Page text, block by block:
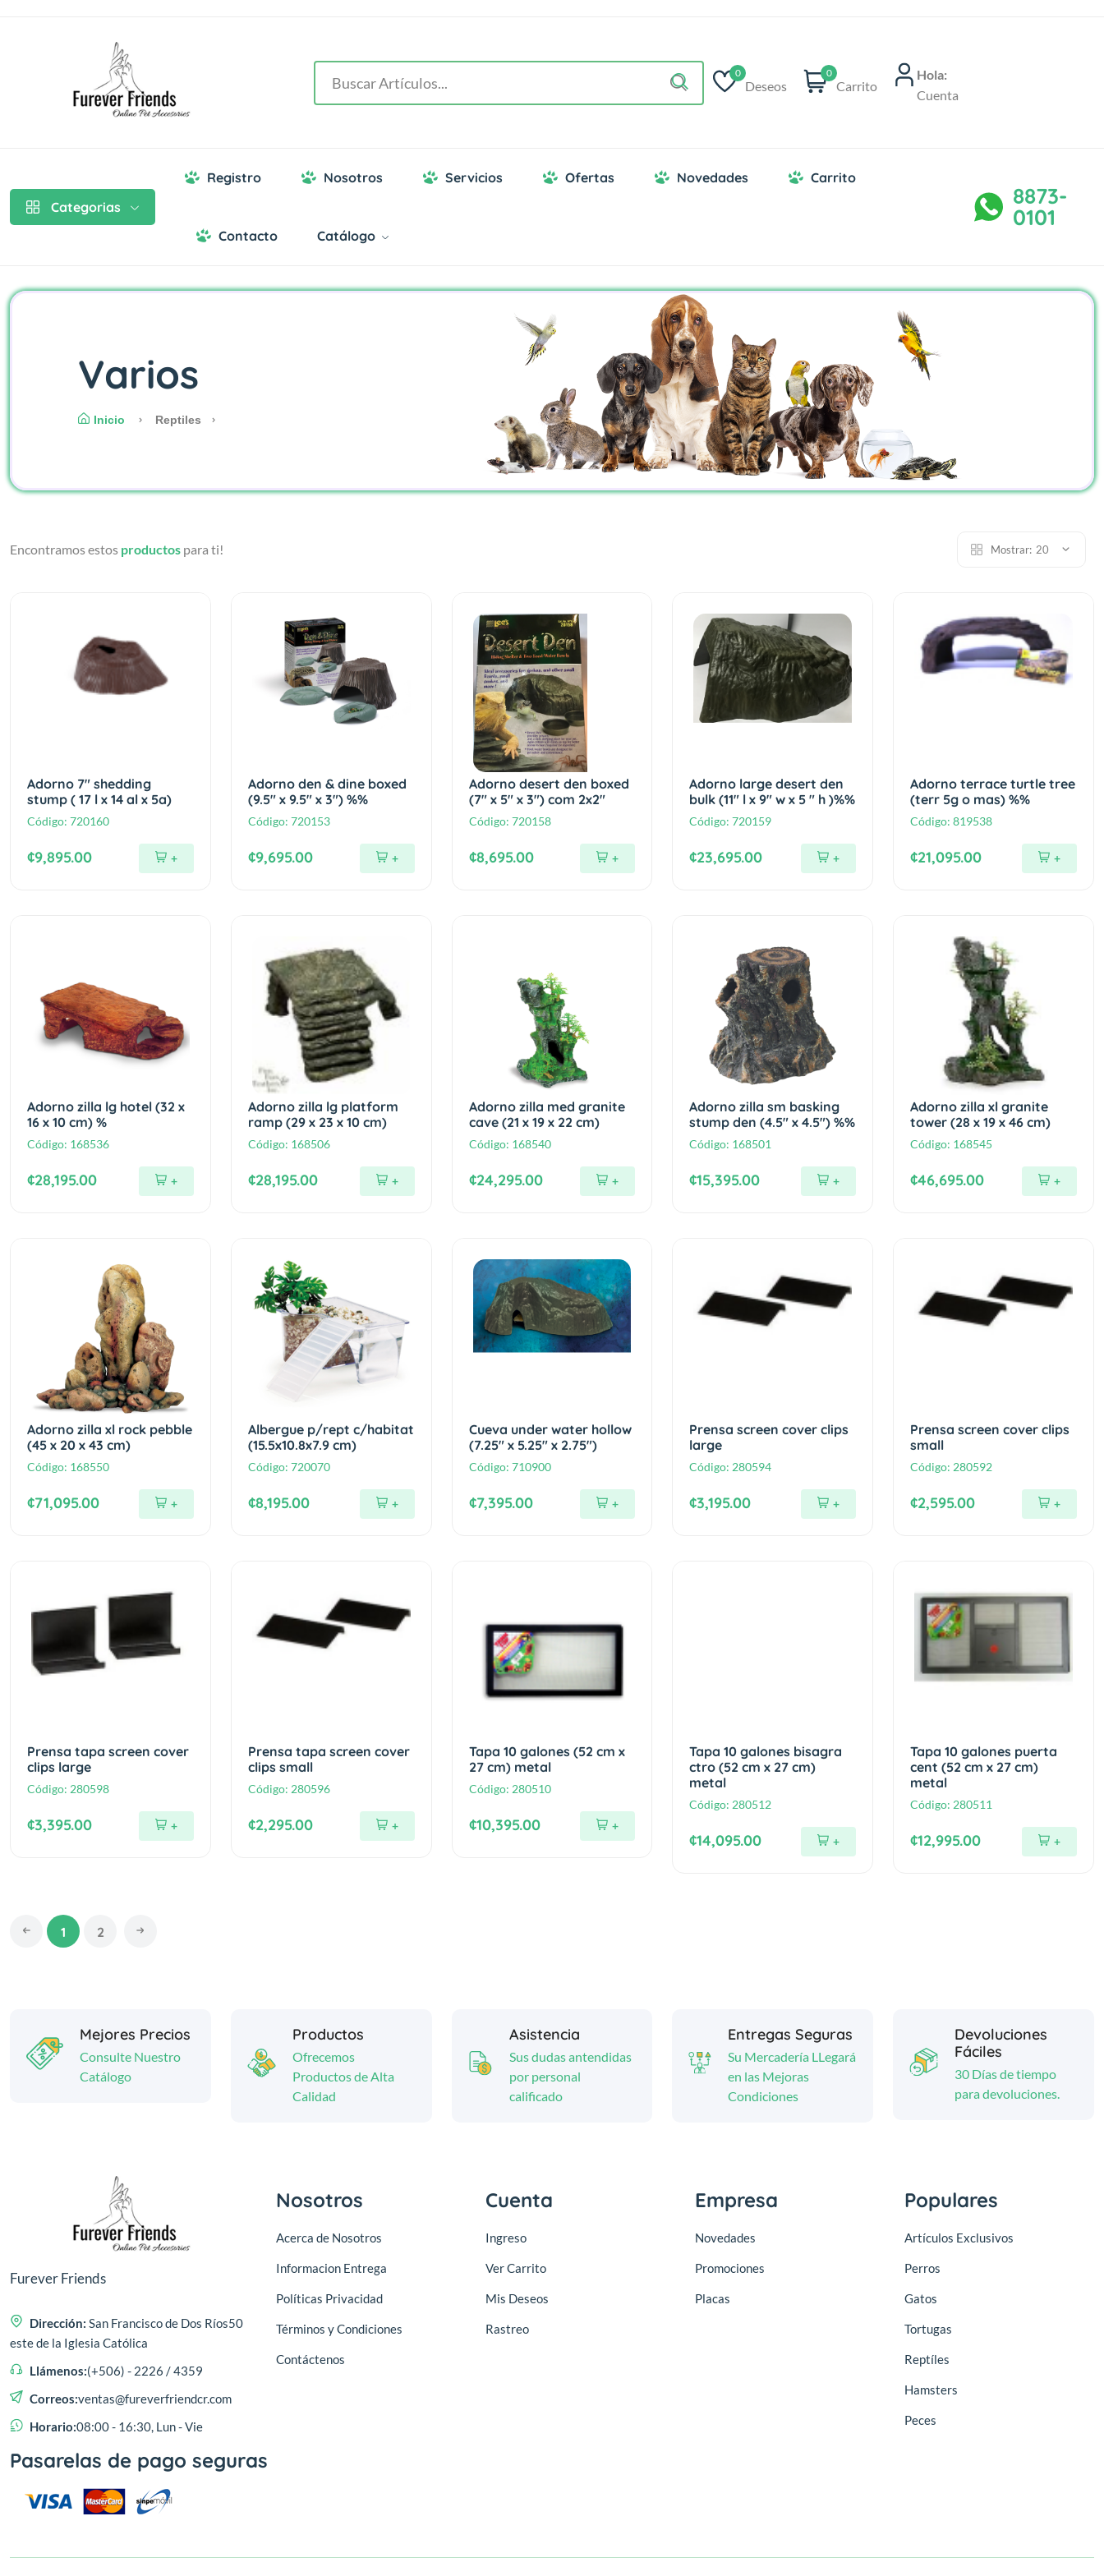
0
Deseos
0
Carrito
Hola:
Cuenta
Categorias
Registro Nosotros Servicios Ofertas Novedades Carrito
Contacto Catálogo
8873-
0101
Varios
Inicio Reptiles
Encontramos estos productos para ti! Mostrar: 20
Adorno 7" shedding
stump ( 17 l x 14 al x 5a)
Código: 720160
¢9,895.00 +
Adorno den & dine boxed
(9.5" x 9.5" x 3") %%
Código: 720153
¢9,695.00 +
Adorno desert den boxed
(7" x 5" x 3") com 2x2"
Código: 720158
¢8,695.00 +
Adorno large desert den
bulk (11" l x 9" w x 5 " h )%%
Código:720159
¢23,695.00 +
Adorno terrace turtle tree
(terr 5g o mas) %%
Código:819538
¢21,095.00 +
Adorno zilla lg hotel (32 x
16 x 10 cm) %
Código: 168536
¢28,195.00 +
Adorno zilla lg platform
ramp (29 x 23 x 10 cm)
Código: 168506
¢28,195.00 +
Adorno zilla med granite
cave (21 x 19 x 22 cm)
Código: 168540
¢24,295.00 +
Adorno zilla sm basking
stump den (4.5" x 4.5") %%
Código: 168501
¢15,395.00 +
Adorno zilla xl granite
tower (28 x 19 x 46 cm)
Código: 168545
¢46,695.00 +
Adorno zilla xl rock pebble
(45 x 20 x 43 cm)
Código: 168550
¢71,095.00 +
Albergue p/rept c/habitat
(15.5x10.8x7.9 cm)
Código: 720070
¢8,195.00 +
Cueva under water hollow
(7.25" x 5.25" x 2.75")
Código: 710900
¢7,395.00 +
Prensa screen cover clips
large
Código: 280594
¢3,195.00 +
Prensa screen cover clips
small
Código: 280592
¢2,595.00 +
Prensa tapa screen cover
clips large
Código: 280598
¢3,395.00 +
Prensa tapa screen cover
clips small
Código: 280596
¢2,295.00 +
Tapa 10 galones (52 cm x
27 cm) metal
Código: 280510
¢10,395.00 +
Tapa 10 galones bisagra
ctro (52 cm x 27 cm)
metal
Código: 280512
¢14,095.00 +
Tapa 10 galones puerta
cent (52 cm x 27 cm)
metal
Código: 280511
¢12,995.00 +
1 2
Mejores Precios
Consulte Nuestro
Catálogo
Productos
Ofrecemos
Productos de Alta
Calidad
Asistencia
Sus dudas antendidas
por personal
calificado
Entregas Seguras
Su Mercadería LLegará
en las Mejoras
Condiciones
Devoluciones
Fáciles
30 Días de tiempo
para devoluciones.
Furever Friends
Dirección: San Francisco de Dos Ríos50
este de la Iglesia Católica
Llámenos:(+506) - 2226 / 4359
Correos:ventas@fureverfriendcr.com
Horario:08:00 - 16:30, Lun - Vie
Nosotros
Acerca de Nosotros
Informacion Entrega
Políticas Privacidad
Términos y Condiciones
Contáctenos
Cuenta
Ingreso
Ver Carrito
Mis Deseos
Rastreo
Empresa
Novedades
Promociones
Placas
Populares
Artículos Exclusivos
Perros
Gatos
Tortugas
Reptíles
Hamsters
Peces
Pasarelas de pago seguras